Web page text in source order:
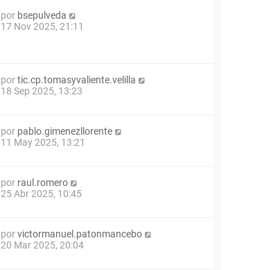
por bsepulveda
17 Nov 2025, 21:11
portic.cp.tomasyvaliente.velilla
18 Sep 2025, 13:23
por pablo.gimenezllorente
11 May 2025, 13:21
por raul.romero
25 Abr 2025, 10:45
porvictormanuel.patonmancebo
20 Mar 2025, 20:04